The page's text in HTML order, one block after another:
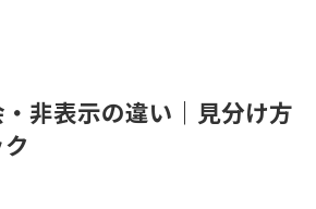
非表示の違い｜見分け方